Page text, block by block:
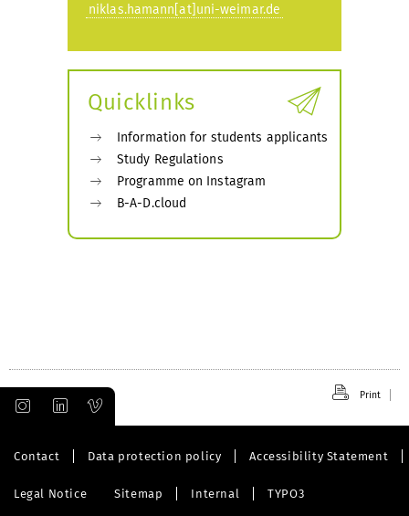
niklas.hamann[at]uni-weimar.de
Quicklinks
Information for students applicants
Study Regulations
Programme on Instagram
B-A-D.cloud
Print
Contact Data protection policy Accessibility Statement
Legal Notice Sitemap Internal TYPO3